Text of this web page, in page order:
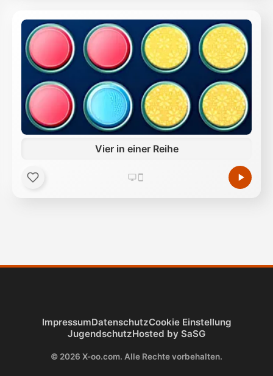
Vier in einer Reihe
ImpressumDatenschutzCookie Einstellung
JugendschutzHosted by SaSG
© 2026 X-oo.com. Alle Rechte vorbehalten.